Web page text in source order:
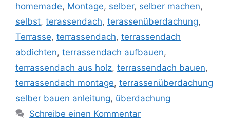
homemade, Montage, selber, selber machen,
selbst, terassendach, terassenüberdachung,
Terrasse, terrassendach, terrassendach
abdichten, terrassendach aufbauen,
terrassendach aus holz, terrassendach bauen,
terrassendach montage, terrassenüberdachung
selber bauen anleitung, überdachung
Schreibe einen Kommentar